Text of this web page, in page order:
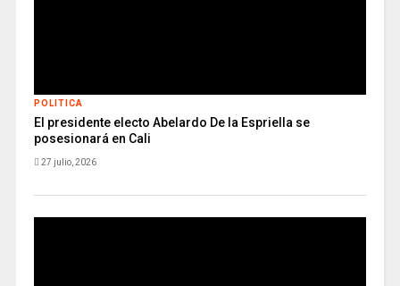
POLITICA
El presidente electo Abelardo De la Espriella se
posesionará en Cali
27 julio, 2026